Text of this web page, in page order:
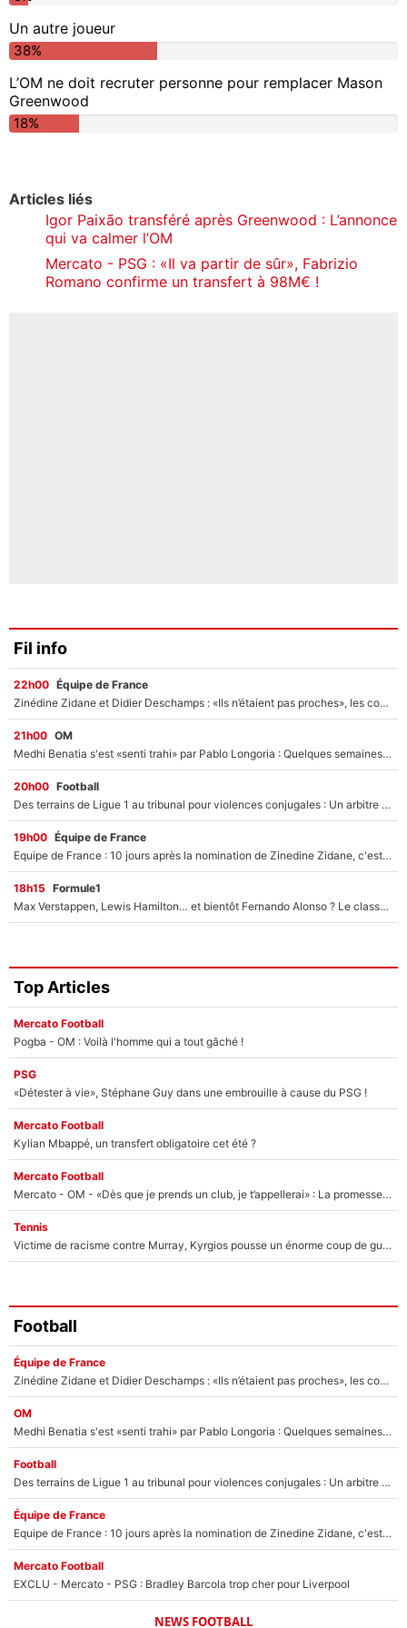
Un autre joueur
38%
L’OM ne doit recruter personne pour remplacer Mason
Greenwood
18%
Articles liés
Igor Paixão transféré après Greenwood : L’annonce
qui va calmer l’OM
Mercato - PSG : «Il va partir de sûr», Fabrizio
Romano confirme un transfert à 98M€ !
Fil info
22h00 Équipe de France
Zinédine Zidane et Didier Deschamps : «Ils n’étaient pas proches», les confidences d’un membre de l’équipe de France 1998 sur leur relation spéciale
21h00 OM
Medhi Benatia s'est «senti trahi» par Pablo Longoria : Quelques semaines après son départ, l'ancien directeur de football de l'OM règle ses comptes
20h00 Football
Des terrains de Ligue 1 au tribunal pour violences conjugales : Un arbitre français encourt une peine de 18 mois de prison !
19h00 Équipe de France
Equipe de France : 10 jours après la nomination de Zinedine Zidane, c'est au tour de son fils de prendre un nouveau départ !
18h15 Formule1
Max Verstappen, Lewis Hamilton… et bientôt Fernando Alonso ? Le classement des pilotes les mieux payés en Formule 1 risque de changer !
Top Articles
Mercato Football
Pogba - OM : Voilà l'homme qui a tout gâché !
PSG
«Détester à vie», Stéphane Guy dans une embrouille à cause du PSG !
Mercato Football
Kylian Mbappé, un transfert obligatoire cet été ?
Mercato Football
Mercato - OM - «Dès que je prends un club, je t’appellerai» : La promesse de Marcelino au moment de claquer la porte
Tennis
Victime de racisme contre Murray, Kyrgios pousse un énorme coup de gueule !
Football
Équipe de France
Zinédine Zidane et Didier Deschamps : «Ils n’étaient pas proches», les confidences d’un membre de l’équipe de France 1998 sur leur relation spéciale
OM
Medhi Benatia s'est «senti trahi» par Pablo Longoria : Quelques semaines après son départ, l'ancien directeur de football de l'OM règle ses comptes
Football
Des terrains de Ligue 1 au tribunal pour violences conjugales : Un arbitre français encourt une peine de 18 mois de prison !
Équipe de France
Equipe de France : 10 jours après la nomination de Zinedine Zidane, c'est au tour de son fils de prendre un nouveau départ !
Mercato Football
EXCLU - Mercato - PSG : Bradley Barcola trop cher pour Liverpool
NEWS FOOTBALL